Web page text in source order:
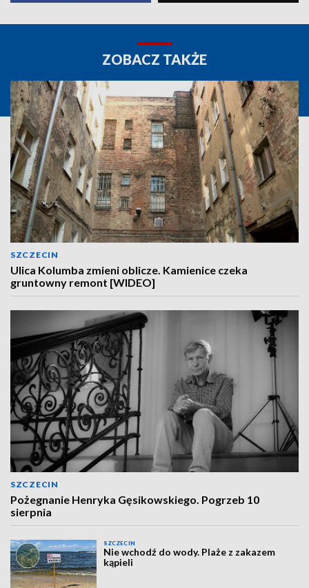
ZOBACZ TAKŻE
SZCZECIN
Ulica Kolumba zmieni oblicze. Kamienice czeka
gruntowny remont [WIDEO]
SZCZECIN
Pożegnanie Henryka Gęsikowskiego. Pogrzeb 10
sierpnia
SZCZECIN
Nie wchodź do wody. Plaże z zakazem
kąpieli